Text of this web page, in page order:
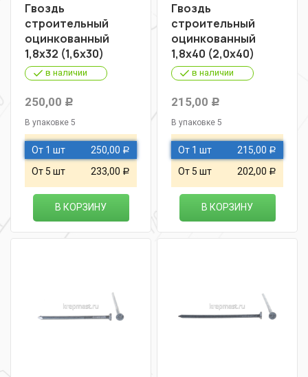
Гвоздь
строительный
оцинкованный
1,8х32 (1,6х30)
в наличии
250,00 Р
В упаковке 5
От 1 шт 250,00 Р
От 5 шт 233,00 Р
В КОРЗИНУ
Гвоздь
строительный
оцинкованный
1,8х40 (2,0х40)
в наличии
215,00 Р
В упаковке 5
От 1 шт 215,00 Р
От 5 шт 202,00 Р
В КОРЗИНУ